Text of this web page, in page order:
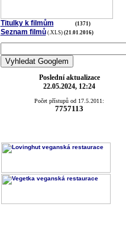
Titulky k filmům (1371)
Seznam filmů (.XLS) (21.01.2016)
Poslední aktualizace
22.05.2024, 12:24
Počet přístupů od 17.5.2011:
7757113